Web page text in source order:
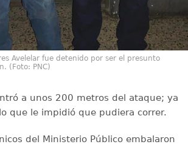
Avelelar fue detenido por ser el presunto
(Foto: PNC)
a unos 200 metros del ataque; ya
que le impidió que pudiera correr.
del Ministerio Público embalaron